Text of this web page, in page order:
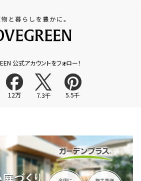
公式アカウントをフォロー！
12万 7.3千 5.5千